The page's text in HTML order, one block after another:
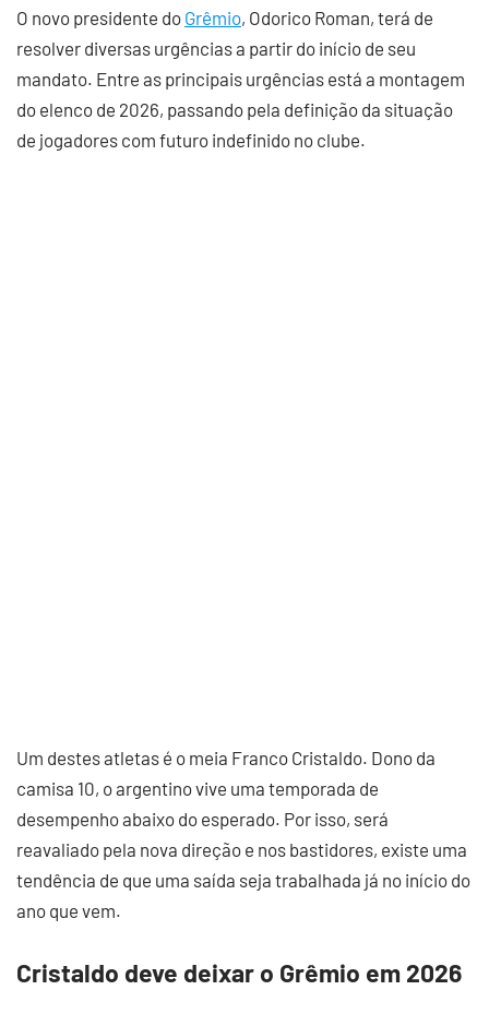
O novo presidente do Grêmio, Odorico Roman, terá de
resolver diversas urgências a partir do início de seu
mandato. Entre as principais urgências está a montagem
do elenco de 2026, passando pela definição da situação
de jogadores com futuro indefinido no clube.
Um destes atletas é o meia Franco Cristaldo. Dono da
camisa 10, o argentino vive uma temporada de
desempenho abaixo do esperado. Por isso, será
reavaliado pela nova direção e nos bastidores, existe uma
tendência de que uma saída seja trabalhada já no início do
ano que vem.
Cristaldo deve deixar o Grêmio em 2026